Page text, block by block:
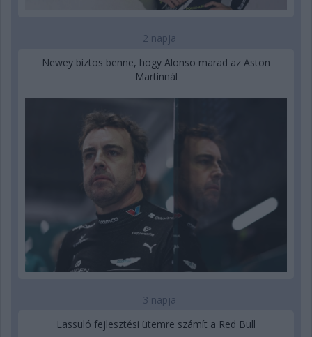
2 napja
Newey biztos benne, hogy Alonso marad az Aston
Martinnál
3 napja
Lassuló fejlesztési ütemre számít a Red Bull